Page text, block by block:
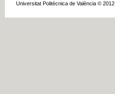
Universitat Politècnica de València © 2012